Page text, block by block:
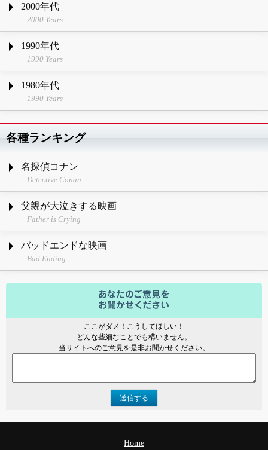
2000年代
2000 Years
1990年代
1990 Years
1980年代
1990 Years
各種ランキング
名探偵コナン
Detective Conan
父親が大泣きする映画
Father is Crying
バッドエンドな映画
Bad Ending
ここがダメ！こうしてほしい！
どんな些細なことでも構いません。
当サイトへのご意見を是非お聞かせください。
送信する
Home